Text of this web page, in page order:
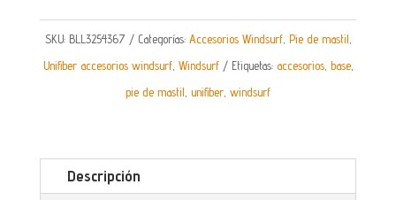
SKU: BLL3254367 Categorías: Accesorios Windsurf, Pie de mastil,
Unifiber accesorios windsurf, Windsurf Etiquetas: accesorios, base,
pie de mastil, unifiber, windsurf
Descripción